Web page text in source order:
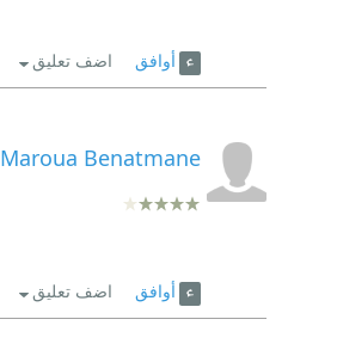
أوافق اضف تعليق
Maroua Benatmane
أوافق اضف تعليق